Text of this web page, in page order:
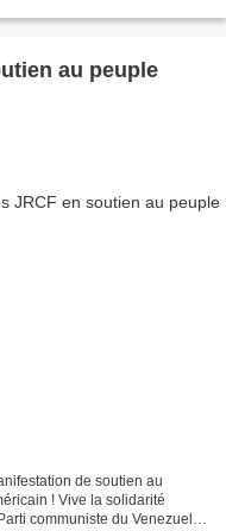
au peuple
de soutien au
! Vive la solidarité
communiste du Venezuela